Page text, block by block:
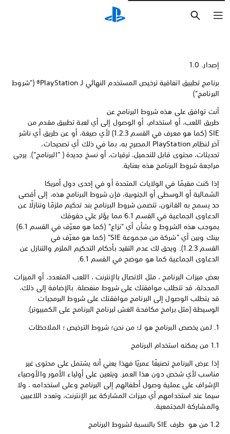
إصدار. 1.0
برنامج تطبيق اتفاقية ترخيص المستخدم النهائي لـ PlayStation® ("شروط
البرنامج")
أنت توافق على هذه شروط البرنامج عن
طريق اللعب، أو استخدام، أو الوصول إلى أي لعبة تطبيق مقدم من
SIE (كما هو معرف في القسم 1.2.3) لأي صيغة، أو عن طريق أي ناشر
آخر لنظام PlayStation المصرح به، بما في ذلك أي تصحيحات،
تحديثات، محتوى قابل للتحميل، ترقيات، أو نسخ جديدة ( "البرنامج"). يرجى
مراجعة شروط البرنامج هذه بعناية.
إذا كنت مقيمًا في الولايات المتحدة أو في إحدى دول أمريكا
الشمالية أو الوسطى أو الجنوبية، فإن شروط البرنامج هذه، إلى أقصى
حد يسمح به القانون، تتضمن شروط البرنامج بند تحكيم ملزمًا وتنازلًا عن
الدعاوى الجماعية في القسم 6.1 مما يؤثر على حقوقك
بموجب هذه الشروط و بشأن أي "نزاع" (كما هو معرّف في القسم 6.1)
بينك وبين أي "شركة من مجموعة SIE" (كما هو معرّف في
القسم 1.2.3). ويحق لك عدم التقيد بأحكام التحكيم الملزم والتنازل عن
الدعاوى الجماعية كما هو موضح في القسم 6.1.
بعض ميزات البرنامج ، مثل الاتصال بالإنترنت ، اللعب المتعدد، أو الميزات
المحدثة، قد تتطلب موافقتك على شروط منفصلة. بالإضافة إلى ذلك،
قد يتطلب الوصول إلى البرنامج موافقتك على شروط البرمجيات
الوسيطة (مثل برامج مكافحة الغش لبرنامج البرنامج على الكمبيوتر).
1. لمن يخصص البرنامج هو لـ؛ من نحن؛ شروط الترخيص ؛ الملاحظات
1.1 من يمكنه استخدام البرنامج
إذا عرض البرنامج تصنيفًا عمريًا فهذا يعني أنه يشتمل على محتوى غير
مناسب لأي شخص دون هذا العمر. ويتعين على أولياء الأمور والأوصياء
الإشراف على عملية وصول أطفالهم إلى البرنامج وعلى استخدامه ، ولا
سيما عند استخدامهم أي ميزات المشاركة عبر الإنترنت، وتعدد اللاعبين
والمشاركة المجتمعية.
1.2 من هو طرف SIE بالنسبة لشروط البرنامج